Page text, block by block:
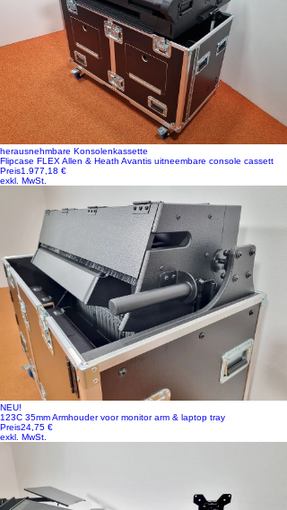
herausnehmbare Konsolenkassette
Flipcase FLEX Allen & Heath Avantis uitneembare console cassett
Preis1.977,18 €
exkl. MwSt.
NEU!
123C 35mm Armhouder voor monitor arm & laptop tray
Preis24,75 €
exkl. MwSt.